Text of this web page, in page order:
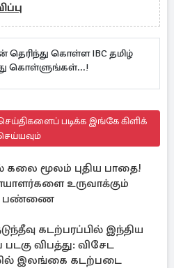
தெரிந்து கொள்ள IBC தமிழ்
கொள்ளுங்கள்...!
படிக்க இங்கே கிளிக்
மூலம் புதிய பாதை!
உருவாக்கும்
பண்ணை
கடற்பரப்பில் இந்திய
படகு விபத்து: விசேட
இலங்கை கடற்படை